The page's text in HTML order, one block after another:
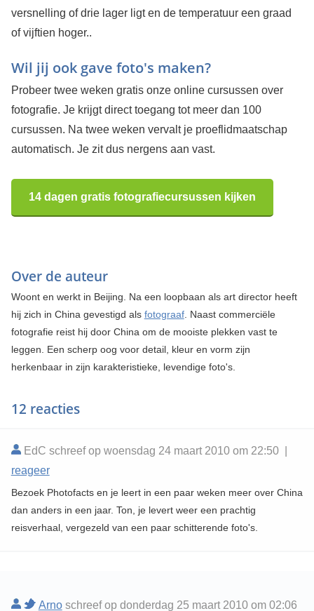
versnelling of drie lager ligt en de temperatuur een graad
of vijftien hoger..
Wil jij ook gave foto's maken?
Probeer twee weken gratis onze online cursussen over
fotografie. Je krijgt direct toegang tot meer dan 100
cursussen. Na twee weken vervalt je proeflidmaatschap
automatisch. Je zit dus nergens aan vast.
14 dagen gratis fotografiecursussen kijken
Over de auteur
Woont en werkt in Beijing. Na een loopbaan als art director heeft
hij zich in China gevestigd als fotograaf. Naast commerciële
fotografie reist hij door China om de mooiste plekken vast te
leggen. Een scherp oog voor detail, kleur en vorm zijn
herkenbaar in zijn karakteristieke, levendige foto's.
12 reacties
EdC schreef op woensdag 24 maart 2010 om 22:50 |
reageer
Bezoek Photofacts en je leert in een paar weken meer over China
dan anders in een jaar. Ton, je levert weer een prachtig
reisverhaal, vergezeld van een paar schitterende foto's.
Arnoschreef op donderdag 25 maart 2010 om 02:06